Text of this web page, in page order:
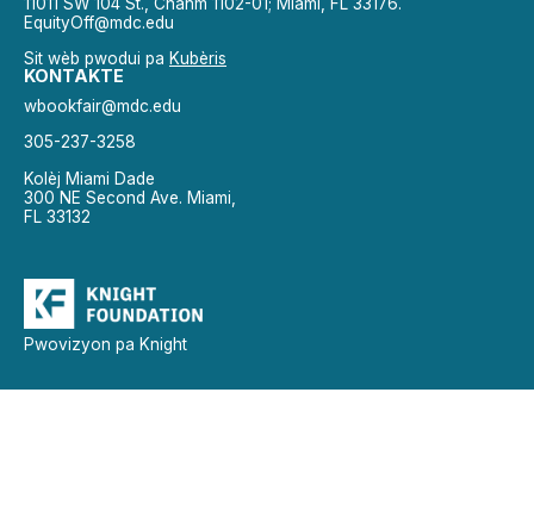
EquityOff@mdc.edu
Sit wèb pwodui pa Kubèris
KONTAKTE
wbookfair@mdc.edu
305-237-3258
Kolèj Miami Dade
300 NE Second Ave. Miami,
FL 33132
Pwovizyon pa Knight